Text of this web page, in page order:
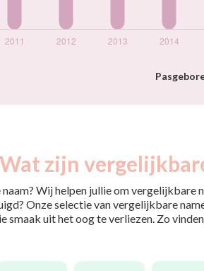
Wat zijn
Wij helpen jullie om vergelijkbare
Onze selectie van vergelijkbare
smaak uit het oog te verliezen. Zo